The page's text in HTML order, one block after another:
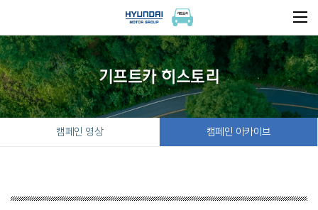
기프트카 히스토리
캠페인 영상 캠페인 아카이브